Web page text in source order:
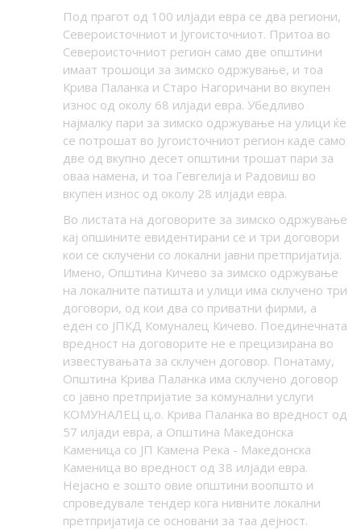
Под прагот од 100 илјади евра се два региони,
Североисточниот и Југоисточниот. Притоа во
Североисточниот регион само две општини
имаат трошоци за зимско одржување, и тоа
Крива Паланка и Старо Нагоричани во вкупен
износ од околу 68 илјади евра. Убедливо
најмалку пари за зимско одржување на улици ќе
се потрошат во Југоисточниот регион каде само
две од вкупно десет општини трошат пари за
оваа намена, и тоа Гевгелија и Радовиш во
вкупен износ од околу 28 илјади евра.
Во листата на договорите за зимско одржување
кај опшините евидентирани се и три договори
кои се склучени со локални јавни претпријатија.
Имено, Општина Кичево за зимско одржување
на локалните патишта и улици има склучено три
договори, од кои два со приватни фирми, а
еден со ЈПКД Комуналец Кичево. Поединечната
вредност на договорите не е прецизирана во
известувањата за склучен договор. Понатаму,
Општина Крива Паланка има склучено договор
со јавно претпријатие за комунални услуги
КОМУНАЛЕЦ ц.о. Крива Паланка во вредност од
57 илјади евра, а Општина Македонска
Каменица со ЈП Камена Река - Македонска
Каменица во вредност од 38 илјади евра.
Нејасно е зошто овие општини воопшто и
спроведувале тендер кога нивните локални
претпријатија се основани за таа дејност.